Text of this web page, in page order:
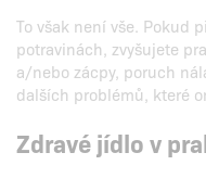
To však není vše. Pokud
potravinách, zvyšujete
a/nebo zácpy, poruch
dalších problémů, které
Zdravé jídlo v